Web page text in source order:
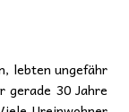
lebten ungefähr
gerade 30 Jahre